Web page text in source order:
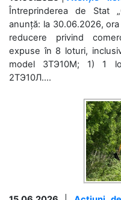
Întreprinderea de Stat
anunță: la 30.06.2026,
reducere privind
expuse în 8 loturi,
model 3ТЭ10М; 1) 1
2ТЭ10Л....